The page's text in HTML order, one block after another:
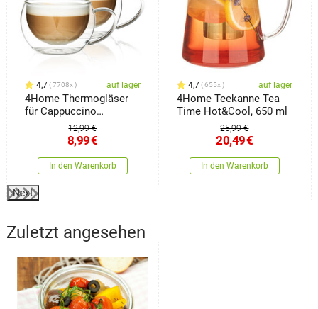
4,7 7708x auf lager
4Home Thermogläser
für Cappuccino
Hot&Cool 280 ml, 2
12,99 €
8,99€
In den Warenkorb
4,7 655x auf lager
4Home Teekanne Tea
Time Hot&Cool, 650 ml
25,99 €
20,49€
In den Warenkorb
Next
Zuletzt angesehen